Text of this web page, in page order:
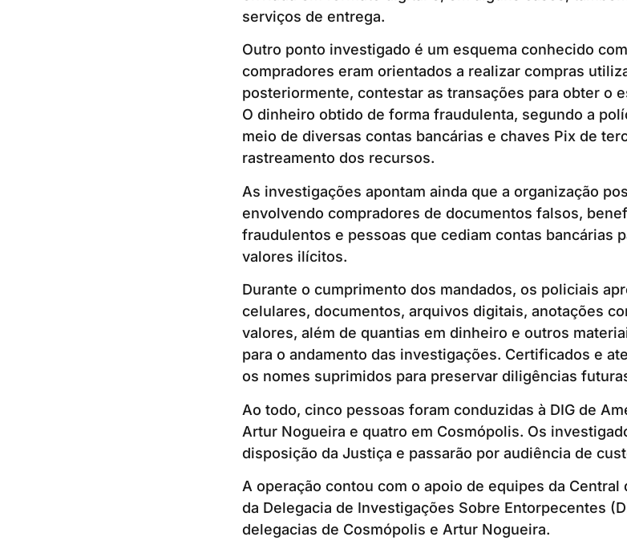
serviços de entrega.
Outro ponto investigado é um esquema conhecido
compradores eram orientados a realizar compras
posteriormente, contestar as transações para obter o
O dinheiro obtido de forma fraudulenta, segundo a
meio de diversas contas bancárias e chaves Pix de
rastreamento dos recursos.
As investigações apontam ainda que a organização
envolvendo compradores de documentos falsos,
fraudulentos e pessoas que cediam contas bancárias
valores ilícitos.
Durante o cumprimento dos mandados, os policiais
celulares, documentos, arquivos digitais, anotações
valores, além de quantias em dinheiro e outros
para o andamento das investigações. Certificados e
os nomes suprimidos para preservar diligências
Ao todo, cinco pessoas foram conduzidas à DIG de
Artur Nogueira e quatro em Cosmópolis. Os
disposição da Justiça e passarão por audiência de
A operação contou com o apoio de equipes da Central
da Delegacia de Investigações Sobre Entorpecentes
delegacias de Cosmópolis e Artur Nogueira.